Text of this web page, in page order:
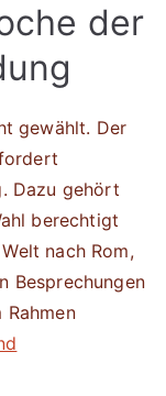
der
gewählt. Der
Dazu gehört
berechtigt
nach Rom,
Besprechungen